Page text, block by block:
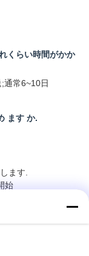
くらい時間がかか
通常6~10日
ます か.
ます.
始
してもいいですか?